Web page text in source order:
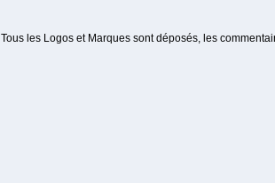
Tous les Logos et Marques sont déposés, les